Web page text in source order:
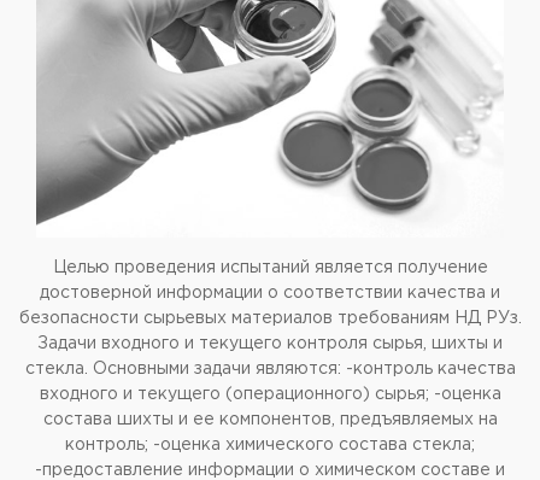
Целью проведения испытаний является получение
достоверной информации о соответствии качества и
безопасности сырьевых материалов требованиям НД РУз.
Задачи входного и текущего контроля сырья, шихты и
стекла. Основными задачи являются: -контроль качества
входного и текущего (операционного) сырья; -оценка
состава шихты и ее компонентов, предъявляемых на
контроль; -оценка химического состава стекла;
-предоставление информации о химическом составе и